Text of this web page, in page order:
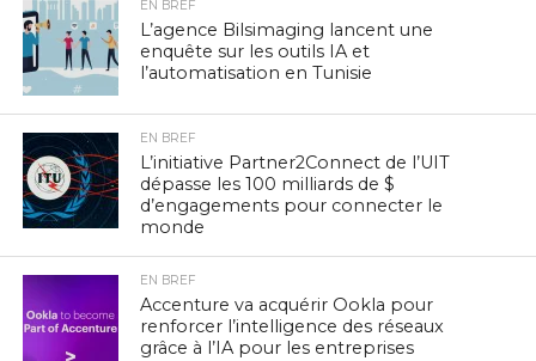
EN BREF
L’agence Bilsimaging lancent une
enquête sur les outils IA et
l’automatisation en Tunisie
EN BREF
L’initiative Partner2Connect de l’UIT
dépasse les 100 milliards de $
d’engagements pour connecter le
monde
EN BREF
Accenture va acquérir Ookla pour
renforcer l’intelligence des réseaux
grâce à l’IA pour les entreprises